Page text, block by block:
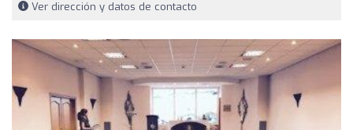
Ver dirección y datos de contacto